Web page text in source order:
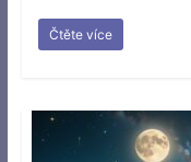
Čtěte více